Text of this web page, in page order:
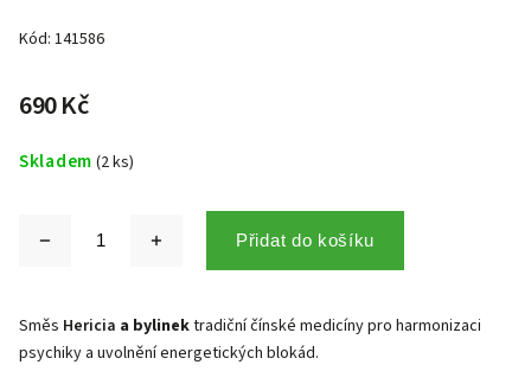
Kód: 141586
690 Kč
Skladem (2 ks)
Přidat do košíku
Směs Hericia a bylinektradiční čínské medicíny pro harmonizaci
psychiky a uvolnění energetických blokád.